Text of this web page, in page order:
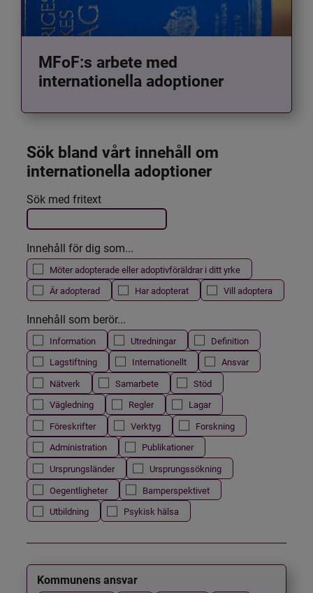
MFoF:s arbete med
internationella adoptioner
Sök bland vårt innehåll om
internationella adoptioner
Filtrera resultatet
Det här formuläret postas automatiskt
Sök med fritext
Innehåll för dig som...
Möter adopterade eller adoptivföräldrar i ditt yrke
Är adopterad
Har adopterat Vill adoptera
Innehåll som berör...
Information Utredningar
Definition
Lagstiftning
Internationellt
Ansvar
Nätverk
Samarbete
Stöd
Vägledning
Regler
Lagar
Föreskrifter
Verktyg
Forskning
Administration
Publikationer
Ursprungsländer
Ursprungssökning
Oegentligheter
Barnperspektivet
Utbildning
Psykisk hälsa
Kommunens ansvar